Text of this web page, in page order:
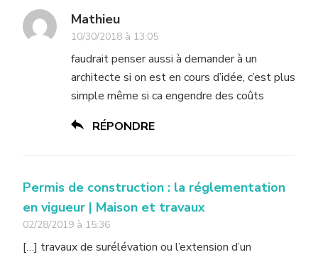
Mathieu
10/30/2018 à 13:05
faudrait penser aussi à demander à un
architecte si on est en cours d’idée, c’est plus
simple même si ca engendre des coûts
RÉPONDRE
Permis de construction : la réglementation
en vigueur | Maison et travaux
02/28/2019 à 15:36
[…] travaux de surélévation ou l’extension d’un